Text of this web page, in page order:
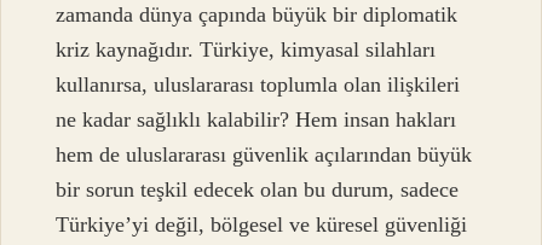
zamanda dünya çapında büyük bir diplomatik
kriz kaynağıdır. Türkiye, kimyasal silahları
kullanırsa, uluslararası toplumla olan ilişkileri
ne kadar sağlıklı kalabilir? Hem insan hakları
hem de uluslararası güvenlik açılarından büyük
bir sorun teşkil edecek olan bu durum, sadece
Türkiye’yi değil, bölgesel ve küresel güvenliği